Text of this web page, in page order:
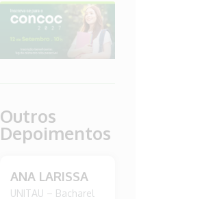
Outros
Depoimentos
ANA LARISSA
UNITAU – Bacharel